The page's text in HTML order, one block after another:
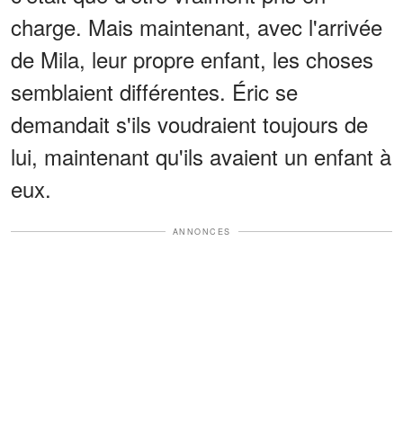
charge. Mais maintenant, avec l'arrivée
de Mila, leur propre enfant, les choses
semblaient différentes. Éric se
demandait s'ils voudraient toujours de
lui, maintenant qu'ils avaient un enfant à
eux.
ANNONCES